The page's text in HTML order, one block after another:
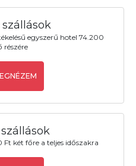
egyszerű hotel 74.200
részére
Ft két főre a teljes időszakra